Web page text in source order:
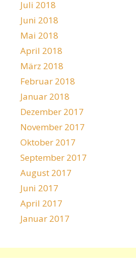
Juli 2018
Juni 2018
Mai 2018
April 2018
März 2018
Februar 2018
Januar 2018
Dezember 2017
November 2017
Oktober 2017
September 2017
August 2017
Juni 2017
April 2017
Januar 2017